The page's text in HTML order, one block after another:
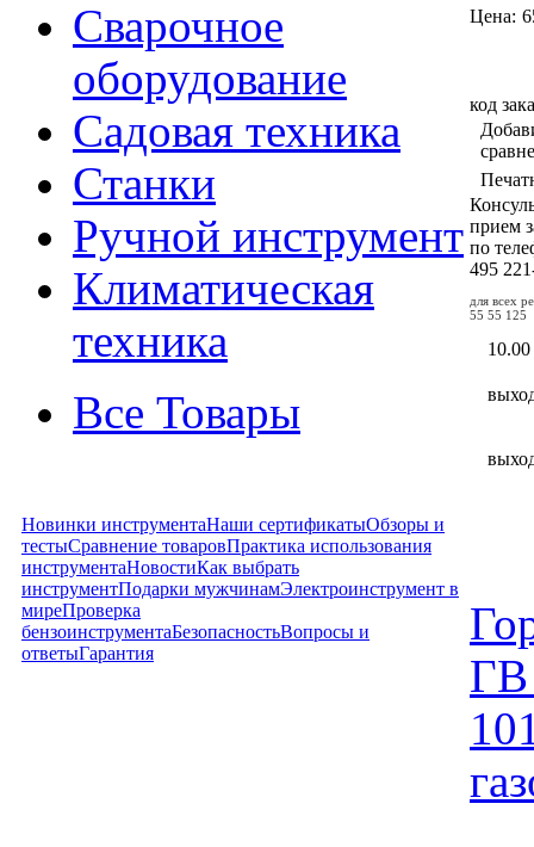
Сварочное
оборудование
Садовая техника
Станки
Ручной инструмент
Климатическая
техника
Все Товары
Новинки инструментаНаши сертификатыОбзоры и
тестыСравнение товаровПрактика использования
инструментаНовостиКак выбрать
инструментПодарки мужчинамЭлектроинструмент в
миреПроверка
бензоинструментаБезопасностьВопросы и
ответыГарантия
Цена:
код
прием
по
495
для всех
55 55 125
ГВ